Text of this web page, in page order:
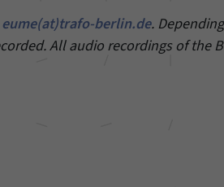
eume(at)trafo-berlin.de.
All audio recordings of the